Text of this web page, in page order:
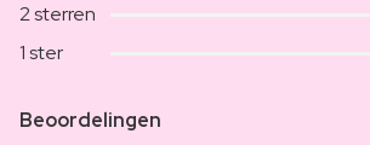
2 sterren
1 ster
Beoordelingen